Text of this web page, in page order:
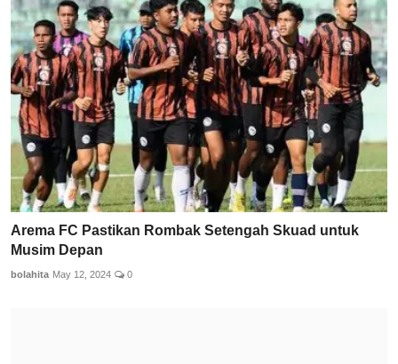
Arema FC Pastikan Rombak Setengah Skuad untuk
Musim Depan
bolahita May 12, 2024 0